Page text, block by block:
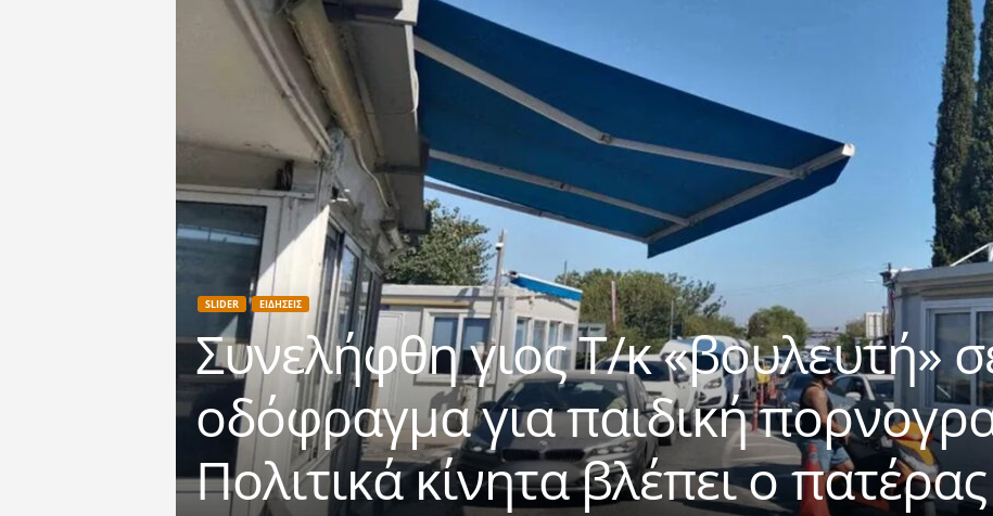
SLIDER ΕΙΔΗΣΕΙΣ
Συνελήφθη γιος Τ/κ «βουλευτή»
οδόφραγμα για παιδική
Πολιτικά κίνητα βλέπει ο